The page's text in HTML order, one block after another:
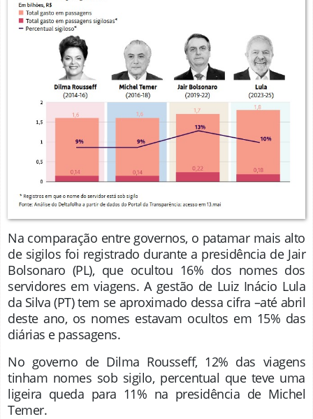
Na comparação entre governos, o patamar mais alto
de sigilos foi registrado durante a presidência de Jair
Bolsonaro (PL), que ocultou 16% dos nomes dos
servidores em viagens. A gestão de Luiz Inácio Lula
da Silva (PT) tem se aproximado dessa cifra –até abril
deste ano, os nomes estavam ocultos em 15% das
diárias e passagens.
No governo de Dilma Rousseff, 12% das viagens
tinham nomes sob sigilo, percentual que teve uma
ligeira queda para 11% na presidência de Michel
Temer.